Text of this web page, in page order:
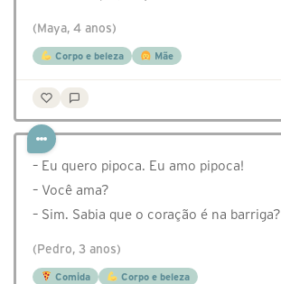
(Maya, 4 anos)
Corpo e beleza Mãe
– Eu quero pipoca. Eu amo pipoca!
– Você ama?
– Sim. Sabia que o coração é na barriga?
(Pedro, 3 anos)
Comida Corpo e beleza